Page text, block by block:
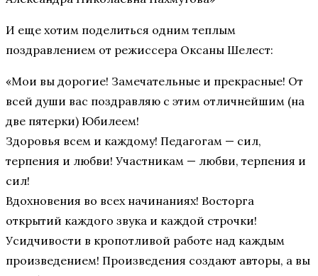
И еще хотим поделиться одним теплым
поздравлением от режиссера Оксаны Шелест:
«Мои вы дорогие! Замечательные и прекрасные! От
всей души вас поздравляю с этим отличнейшим (на
две пятерки) Юбилеем!
Здоровья всем и каждому! Педагогам — сил,
терпения и любви! Участникам — любви, терпения и
сил!
Вдохновения во всех начинаниях! Восторга
открытий каждого звука и каждой строчки!
Усидчивости в кропотливой работе над каждым
произведением! Произведения создают авторы, а вы